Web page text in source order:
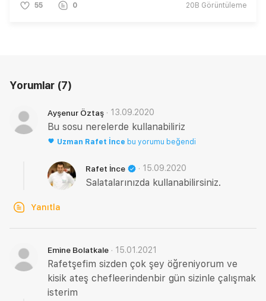
55 0 20B Görüntüleme
Yorumlar (7)
Ayşenur Öztaş · 13.09.2020
Bu sosu nerelerde kullanabiliriz
Uzman Rafet İnce bu yorumu beğendi
Rafet İnce · 15.09.2020
Salatalarınızda kullanabilirsiniz.
Yanıtla
Emine Bolatkale · 15.01.2021
Rafetşefim sizden çok şey öğreniyorum ve
kisik ateş chefleerindenbir gün sizinle çalışmak
isterim